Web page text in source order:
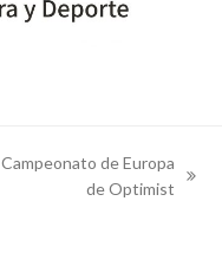
Campeonato de Europa
de Optimist